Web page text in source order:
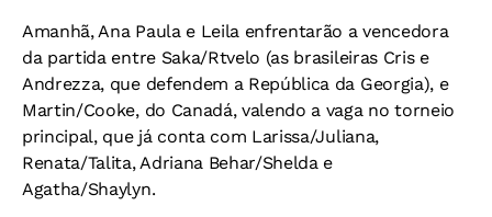
Amanhã, Ana Paula e Leila enfrentarão a vencedora
da partida entre Saka/Rtvelo (as brasileiras Cris e
Andrezza, que defendem a República da Georgia), e
Martin/Cooke, do Canadá, valendo a vaga no torneio
principal, que já conta com Larissa/Juliana,
Renata/Talita, Adriana Behar/Shelda e
Agatha/Shaylyn.